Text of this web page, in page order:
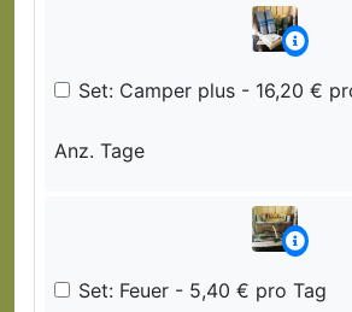
Set: Camper plus - 16,20 €
Anz. Tage
Set: Feuer - 5,40 € pro Tag